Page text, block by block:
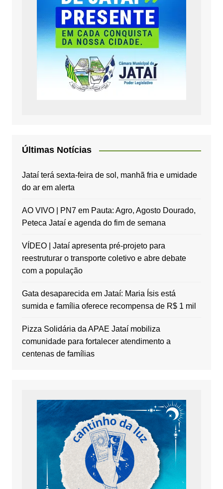
Últimas Notícias
Jataí terá sexta-feira de sol, manhã fria e umidade
do ar em alerta
AO VIVO | PN7 em Pauta: Agro, Agosto Dourado,
Peteca Jataí e agenda do fim de semana
VÍDEO | Jataí apresenta pré-projeto para
reestruturar o transporte coletivo e abre debate
com a população
Gata desaparecida em Jataí: Maria Ísis está
sumida e família oferece recompensa de R$ 1 mil
Pizza Solidária da APAE Jataí mobiliza
comunidade para fortalecer atendimento a
centenas de famílias